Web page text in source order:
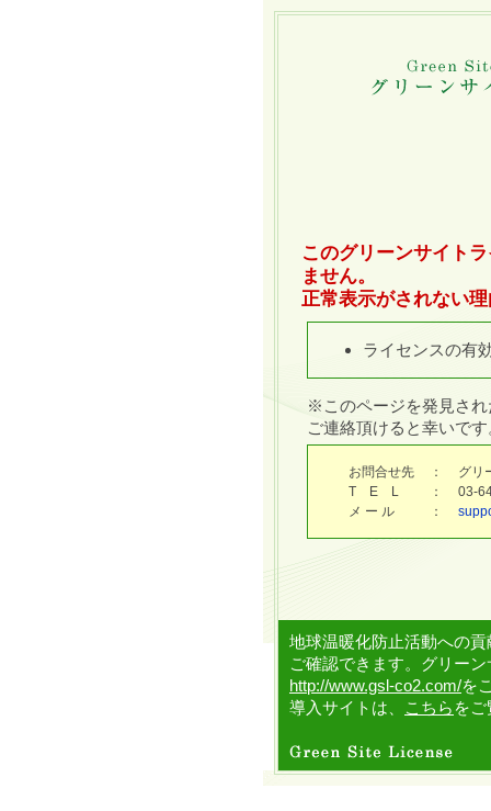
このグリーンサイト
ません。
正常表示がされない
ライセンスの有
※このページを発見さ
ご連絡頂けると幸いです
お問合せ先 ：
グリ
T E L
：
03-
メ ー ル
：
地球温暖化防止活動への
ご確認できます。グリー
http://www.gsl-co2.com/を
導入サイトは、
こちら を